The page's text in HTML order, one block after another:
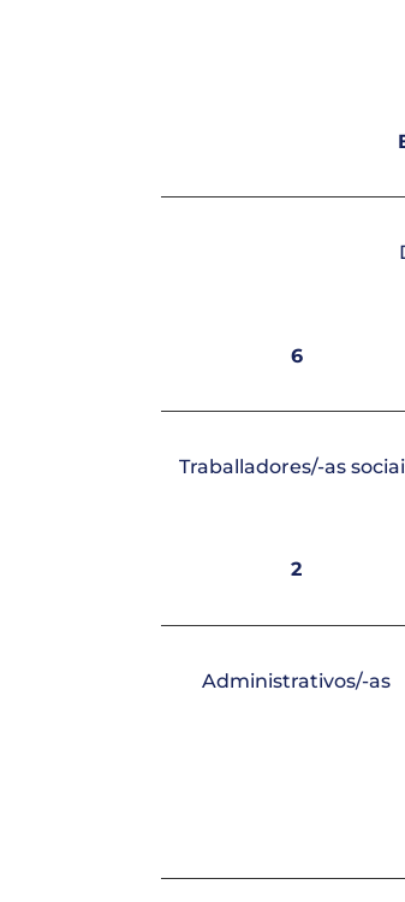
6
Traballadores/-as
2
Administrativos/-as